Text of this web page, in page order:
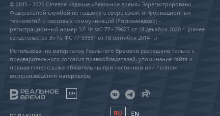
© 2015 - 2026 Сетевое издание «Реальное время» Зарегистрировано
Федеральной службой по надзору в сфере связи, информационных
технологий и массовых коммуникаций (Роскомнадзор) –
регистрационный номер ЭЛ № ФС 77 - 79627 от 18 декабря 2020 г. (ранее
свидетельство Эл № ФС 77-59331 от 18 сентября 2014 г.)
Использование материалов Реального Времени разрешено только с
предварительного согласия правообладателей, упоминание сайта и
прямая гиперссылка обязательны при частичном или полном
воспроизведении материалов.
18+
RU EN